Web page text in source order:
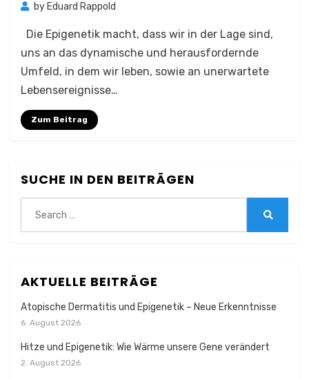
by Eduard Rappold
Die Epigenetik macht, dass wir in der Lage sind,
uns an das dynamische und herausfordernde
Umfeld, in dem wir leben, sowie an unerwartete
Lebensereignisse…
Zum Beitrag
SUCHE IN DEN BEITRÄGEN
for:
AKTUELLE BEITRÄGE
Atopische Dermatitis und Epigenetik – Neue Erkenntnisse
6. August 2026
Hitze und Epigenetik: Wie Wärme unsere Gene verändert
2. August 2026